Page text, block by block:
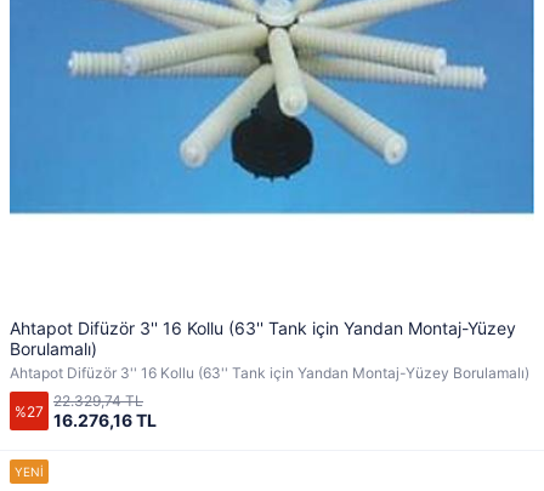
Ahtapot Difüzör 3'' 16 Kollu (63'' Tank için Yandan Montaj-Yüzey
Borulamalı)
Ahtapot Difüzör 3'' 16 Kollu (63'' Tank için Yandan Montaj-Yüzey Borulamalı)
%27 16.276,16 TL
22.329,74 TL